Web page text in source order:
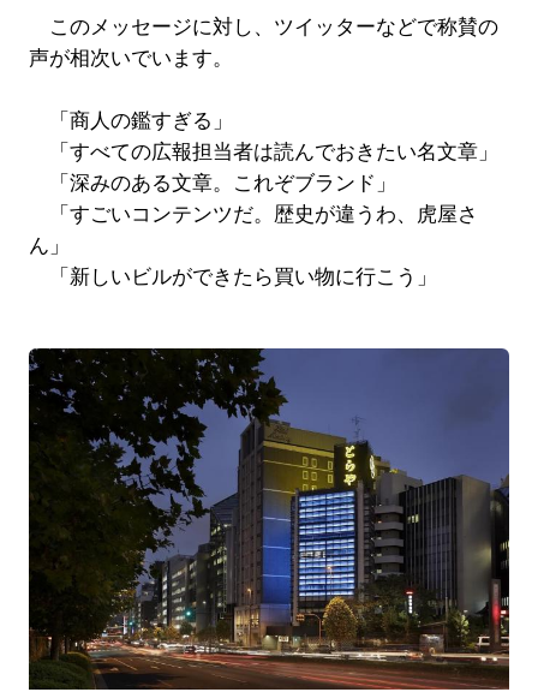
このメッセージに対し、ツイッターなどで称賛の
声が相次いでいます。
「商人の鑑すぎる」
「すべての広報担当者は読んでおきたい名文章」
「深みのある文章。これぞブランド」
「すごいコンテンツだ。歴史が違うわ、虎屋さ
ん」
「新しいビルができたら買い物に行こう」